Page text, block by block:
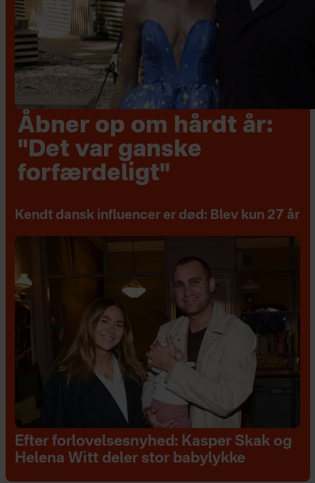
Åbner op om hårdt år:
"Det var ganske
forfærdeligt"
Kendt dansk influencer er død: Blev kun 27 år
Efter forlovelsesnyhed: Kasper Skak og
Helena Witt deler stor babylykke